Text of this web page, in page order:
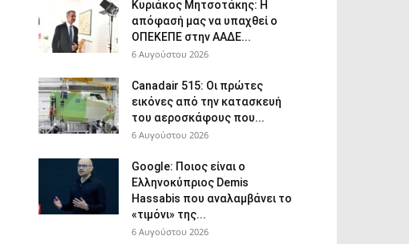
Κυριάκος Μητσοτάκης: Η
απόφασή μας να υπαχθεί ο
ΟΠΕΚΕΠΕ στην ΑΑΔΕ...
6 Αυγούστου 2026
Canadair 515: Οι πρώτες
εικόνες από την κατασκευή
του αεροσκάφους που...
6 Αυγούστου 2026
Google: Ποιος είναι ο
Ελληνοκύπριος Demis
Hassabis που αναλαμβάνει το
«τιμόνι» της...
6 Αυγούστου 2026